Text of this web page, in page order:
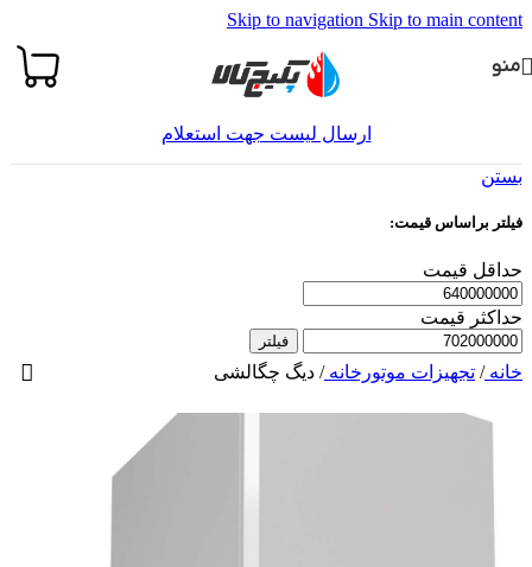
Skip to navigation Skip to main content
منو
ارسال لیست جهت استعلام
بستن
فیلتر براساس قیمت:
حداقل قیمت
حداکثر قیمت
فیلتر
خانه/ تجهیزات موتورخانه/ دیگ چگالشی